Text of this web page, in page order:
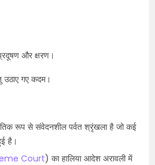
और क्षरण।
उठाए गए कदम।
रूप से संवेदनशील पर्वत श्रृंखला है जो कई
है।
Court) का हालिया आदेश अरावली में